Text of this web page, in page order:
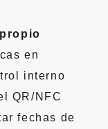
en
interno
QR/NFC
fechas de